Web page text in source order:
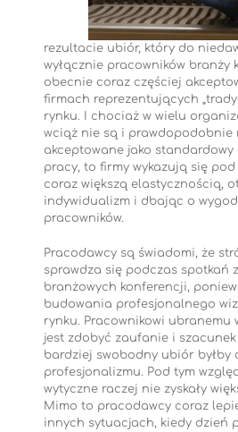
rezultacie ubiór, który do
wyłącznie pracowników branży
obecnie coraz częściej
firmach reprezentujących
rynku. I chociaż w wielu
wciąż nie są i prawdopodobnie
akceptowane jako
pracy, to firmy wykazują się
coraz większą elastycznością,
indywidualizm i dbając o
pracowników.
Pracodawcy są świadomi, że
sprawdza się podczas spotkań
branżowych konferencji,
budowania profesjonalnego
rynku. Pracownikowi ubranemu
jest zdobyć zaufanie i
bardziej swobodny ubiór byłby
profesjonalizmu. Pod tym
wytyczne raczej nie zyskały
Mimo to pracodawcy coraz
innych sytuacjach, kiedy dzień